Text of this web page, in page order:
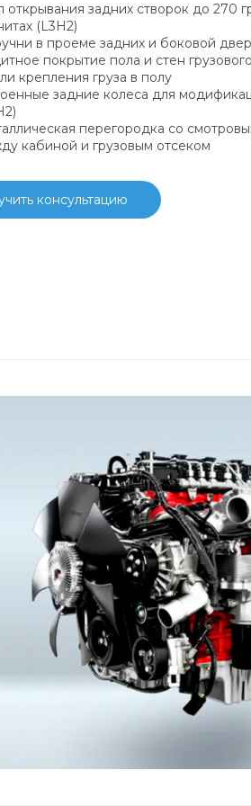
открывания задних створок до 270
(L3H2)
в проеме задних и боковой
покрытие пола и стен
крепления груза в полу
задние колеса для
перегородка со
кабиной и грузовым отсеком
консультацию